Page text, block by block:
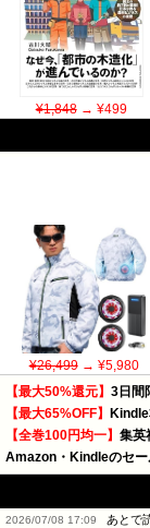
¥1,848→ ¥499
¥26,499→ ¥5,980
【最大50%還元】 3日間
【最大65%OFF】 Kindle
【全巻100円均一】 集英
Amazon・Kindleのセー
2026/07/08 17:09 あとで